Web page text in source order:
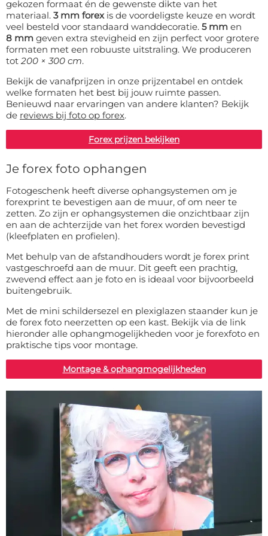
40x60 cm:nu € 28,99
40x70 cm:€ 39,99
40x80 cm:€ 43,99
40x82 cm:€ 44,99
40x90 cm:€ 46,99
€ 50,99
40x110 cm:€ 54,99
40x120 cm:€ 55,00
40x130 cm:€ 61,99
40x150 cm: € 68,99
40x200 cm:€ 86,99
42x59.40 cm (A2):€ 36,99
42x60 cm:€ 37,99
42x188 cm: € 85,99
42.40x60 cm:€ 37,99
43x60 cm:€ 37,99
43x61 cm:€ 38,99
gekozen formaat én de gewenste dikte van het
materiaal. 3 mm forexis de voordeligste keuze en wordt
veel besteld voor standaard wanddecoratie. 5 mm en
8 mm geven extra stevigheid en zijn perfect voor grotere
formaten met een robuuste uitstraling. We produceren
tot 200 × 300 cm.
Bekijk de vanafprijzen in onze prijzentabel en ontdek
welke formaten het best bij jouw ruimte passen.
Benieuwd naar ervaringen van andere klanten? Bekijk
de reviews bij foto op forex.
Forex prijzen bekijken
Je forex foto ophangen
Fotogeschenk heeft diverse ophangsystemen om je
forexprint te bevestigen aan de muur, of om neer te
zetten. Zo zijn er ophangsystemen die onzichtbaar zijn
en aan de achterzijde van het forex worden bevestigd
(kleefplaten en profielen).
Met behulp van de afstandhouders wordt je forex print
vastgeschroefd aan de muur. Dit geeft een prachtig,
zwevend effect aan je foto en is ideaal voor bijvoorbeeld
buitengebruik.
Met de mini schildersezel en plexiglazen staander kun je
de forex foto neerzetten op een kast. Bekijk via de link
hieronder alle ophangmogelijkheden voor je forexfoto en
praktische tips voor montage.
Montage & ophangmogelijkheden